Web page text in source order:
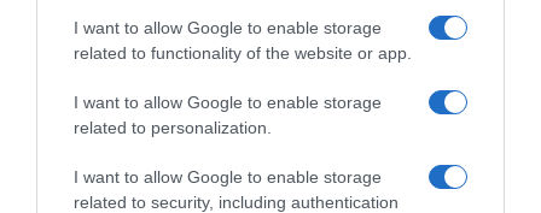
I want to allow Google to enable storage
related to functionality of the website or app.
I want to allow Google to enable storage
related to personalization.
I want to allow Google to enable storage
related to security, including authentication
ΠΟΛΙΤΙΚΗ
Μηταράκης προς Κωνσταντοπούλου: Δεν
μας ενοχλεί η φωνή σας, μας ενοχλεί το ήθος,
ο τρόπος που εκφράζεστε